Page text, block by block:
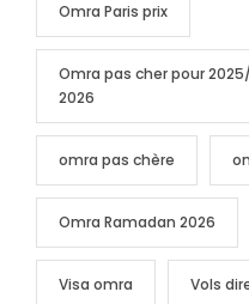
Omra Paris prix
Omra pas cher pour
2026
omra pas chère
Omra Ramadan 2026
Visa omra Vols